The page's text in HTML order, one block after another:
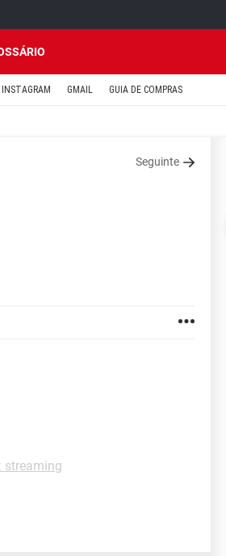
INSTAGRAM GMAIL GUIA DE COMPRAS
Seguinte
streaming